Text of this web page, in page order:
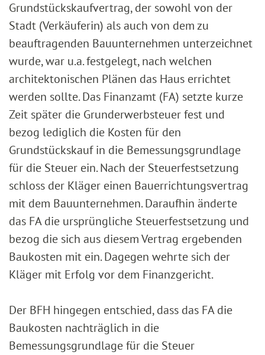
Grundstückskaufvertrag, der sowohl von der
Stadt (Verkäuferin) als auch von dem zu
beauftragenden Bauunternehmen unterzeichnet
wurde, war u.a. festgelegt, nach welchen
architektonischen Plänen das Haus errichtet
werden sollte. Das Finanzamt (FA) setzte kurze
Zeit später die Grunderwerbsteuer fest und
bezog lediglich die Kosten für den
Grundstückskauf in die Bemessungsgrundlage
für die Steuer ein. Nach der Steuerfestsetzung
schloss der Kläger einen Bauerrichtungsvertrag
mit dem Bauunternehmen. Daraufhin änderte
das FA die ursprüngliche Steuerfestsetzung und
bezog die sich aus diesem Vertrag ergebenden
Baukosten mit ein. Dagegen wehrte sich der
Kläger mit Erfolg vor dem Finanzgericht.
Der BFH hingegen entschied, dass das FA die
Baukosten nachträglich in die
Bemessungsgrundlage für die Steuer